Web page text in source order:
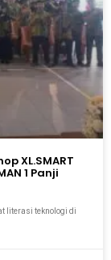
XL.SMART
1 Panji
literasi teknologi di